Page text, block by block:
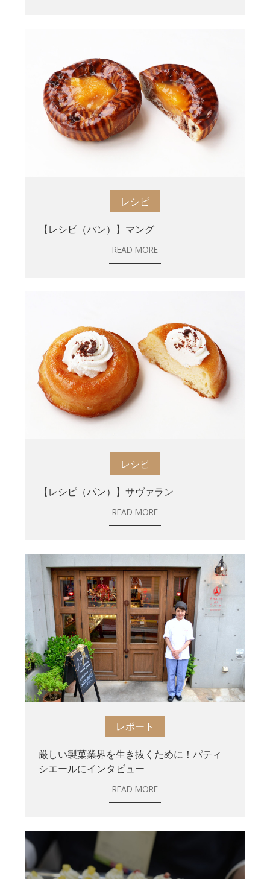
レシピ
【レシピ（パン）】マング
READ MORE
レシピ
【レシピ（パン）】サヴァラン
READ MORE
レポート
厳しい製菓業界を生き抜くために！パティ
シエールにインタビュー
READ MORE